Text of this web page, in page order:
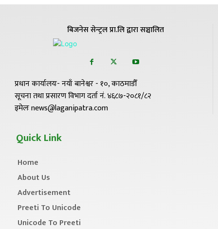
बिजनेस सेन्ट्रल प्रा.लि द्वारा सञ्चालित
प्रधान कार्यालयः- नयाँ बानेश्वर - १०, काठमाडौँ
सूचना तथा प्रसारण विभाग दर्ता नं. ४६८७-२०८१/८२
इमेलः news@laganipatra.com
Quick Link
Home
About Us
Advertisement
Preeti To Unicode
Unicode To Preeti